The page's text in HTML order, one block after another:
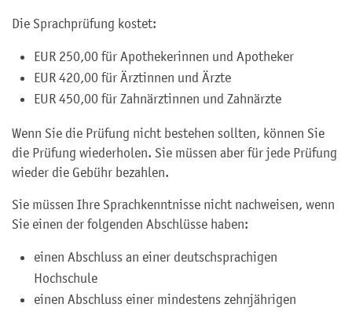
Die Sprachprüfung kostet:
EUR 250,00 für Apothekerinnen und Apotheker
EUR 420,00 für Ärztinnen und Ärzte
EUR 450,00 für Zahnärztinnen und Zahnärzte
Wenn Sie die Prüfung nicht bestehen sollten, können Sie
die Prüfung wiederholen. Sie müssen aber für jede Prüfung
wieder die Gebühr bezahlen.
Sie müssen Ihre Sprachkenntnisse nicht nachweisen, wenn
Sie einen der folgenden Abschlüsse haben:
einen Abschluss an einer deutschsprachigen
Hochschule
einen Abschluss einer mindestens zehnjährigen